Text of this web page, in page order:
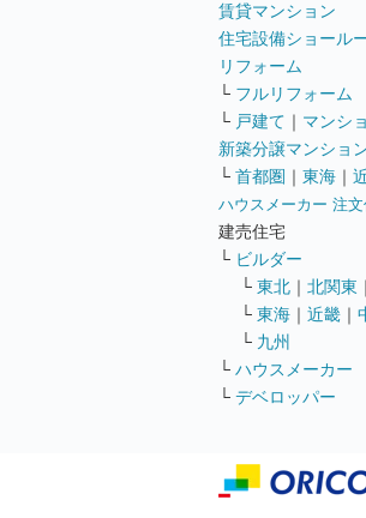
賃貸マンション
住宅設備ショール
リフォーム
└ フルリフォーム
└ 戸建て ｜ マンシ
新築分譲マンショ
└ 首都圏 ｜ 東海 ｜
ハウスメーカー 注
建売住宅
└ ビルダー
└ 東北 ｜ 北関東 ｜
└ 東海 ｜ 近畿 ｜
└ 九州
└ ハウスメーカー
└ デベロッパー